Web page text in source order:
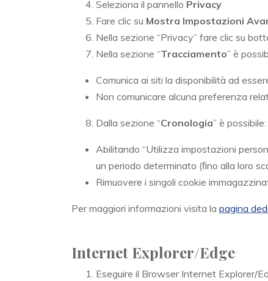
Seleziona il pannello Privacy
Fare clic su Mostra Impostazioni
Nella sezione “Privacy” fare clic su
Nella sezione “Tracciamento” è
Comunica ai siti la disponibilità ad
Non comunicare alcuna preferenza
Dalla sezione “Cronologia” è possibile:
Abilitando “Utilizza impostazioni
un periodo determinato (ﬁno alla loro
Rimuovere i singoli cookie
Per maggiori informazioni visita la pagina
Internet Explorer/Edge
Eseguire il Browser Internet Explorer/